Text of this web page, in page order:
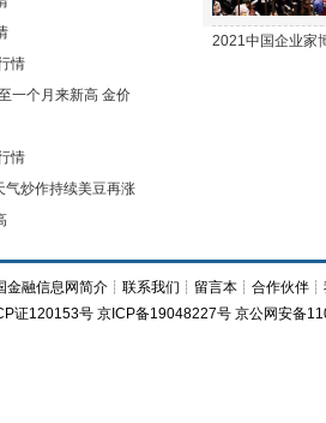
情
一个月来新高 金价
情
气炒作持续美豆再涨
2021中国企业家
金融信息网简介 ┊联系我们 ┊ 留言本 ┊合作伙伴 ┊
证120153号 京ICP备19048227号 京公网安备